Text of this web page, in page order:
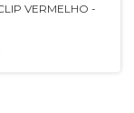
VERMELHO -